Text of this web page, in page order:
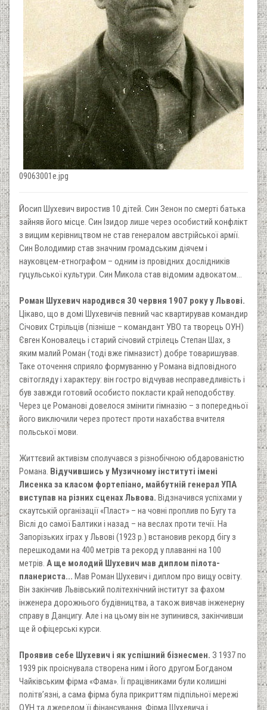
09063001e.jpg
Йосип Шухевич виростив 10 дітей. Син Зенон по смерті батька
зайняв його місце. Син Ізидор лише через особистий конфлікт
з вищим керівництвом не став генералом австрійської армії.
Син Володимир став значним громадським діячем і
науковцем-етнографом – одним із провідних дослідників
гуцульської культури. Син Микола став відомим адвокатом...
Роман Шухевич народився 30 червня 1907 року у Львові.
Цікаво, що в домі Шухевичів певний час квартирував командир
Січових Стрільців (пізніше – командант УВО та творець ОУН)
Євген Коновалець і старий січовий стрілець Степан Шах, з
яким малий Роман (тоді вже гімназист) добре товаришував.
Таке оточення сприяло формуванню у Романа відповідного
світогляду і характеру: він гостро відчував несправедливість і
був завжди готовий особисто покласти край неподобству.
Через це Романові довелося змінити гімназію – з попередньої
його виключили через протест проти нахабства вчителя
польської мови.
Життєвий активізм сполучався з різнобічною обдарованістю
Романа. Відучившись у Музичному інституті імені
Лисенка за класом фортепіано, майбутній генерал УПА
виступав на різних сценах Львова. Відзначився успіхами у
скаутській організації «Пласт» – на човні проплив по Бугу та
Віслі до самої Балтики і назад – на веслах проти течії. На
Запорізьких іграх у Львові (1923 р.) встановив рекорд бігу з
перешкодами на 400 метрів та рекорд у плаванні на 100
метрів. А ще молодий Шухевич мав диплом пілота-
планериста... Мав Роман Шухевич і диплом про вищу освіту.
Він закінчив Львівський політехнічний інститут за фахом
інженера дорожнього будівництва, а також вивчав інженерну
справу в Данцигу. Але і на цьому він не зупинився, закінчивши
ще й офіцерські курси.
Проявив себе Шухевич і як успішний бізнесмен. З 1937 по
1939 рік проіснувала створена ним і його другом Богданом
Чайківським фірма «Фама». Її працівниками були колишні
політв’язні, а сама фірма була прикриттям підпільної мережі
ОУН та джерелом її фінансування. Фірма Шухевича і